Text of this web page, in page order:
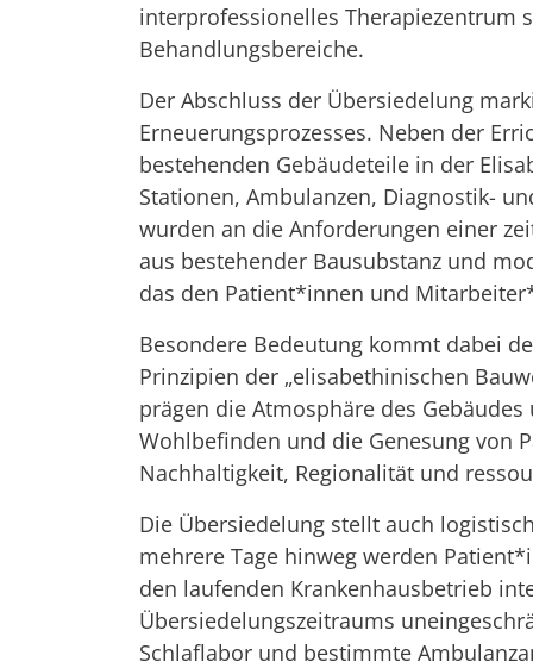
interprofessionelles Therapiezentrum
Behandlungsbereiche.
Der Abschluss der Übersiedelung
Erneuerungsprozesses. Neben der
bestehenden Gebäudeteile in der
Stationen, Ambulanzen, Diagnostik-
wurden an die Anforderungen einer
aus bestehender Bausubstanz und
das den Patient*innen und
Besondere Bedeutung kommt dabei
Prinzipien der „elisabethinischen
prägen die Atmosphäre des
Wohlbefinden und die Genesung von
Nachhaltigkeit, Regionalität und
Die Übersiedelung stellt auch
mehrere Tage hinweg werden
den laufenden Krankenhausbetrieb
Übersiedelungszeitraums
Schlaflabor und bestimmte